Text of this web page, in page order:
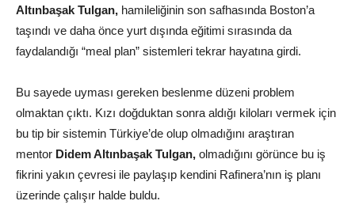
Altınbaşak Tulgan, hamileliğinin son safhasında Boston’a
taşındı ve daha önce yurt dışında eğitimi sırasında da
faydalandığı “meal plan” sistemleri tekrar hayatına girdi.
Bu sayede uyması gereken beslenme düzeni problem
olmaktan çıktı. Kızı doğduktan sonra aldığı kiloları vermek için
bu tip bir sistemin Türkiye’de olup olmadığını araştıran
mentor Didem Altınbaşak Tulgan, olmadığını görünce bu iş
fikrini yakın çevresi ile paylaşıp kendini Rafinera’nın iş planı
üzerinde çalışır halde buldu.